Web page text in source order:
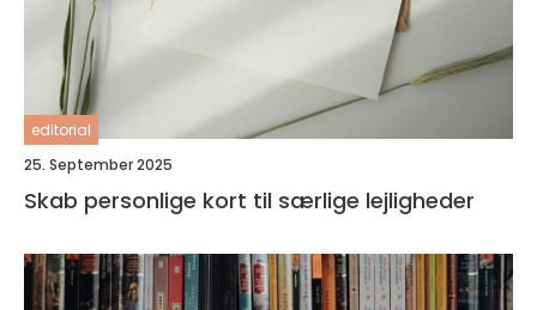
editorial
25. September 2025
Skab personlige kort til særlige lejligheder